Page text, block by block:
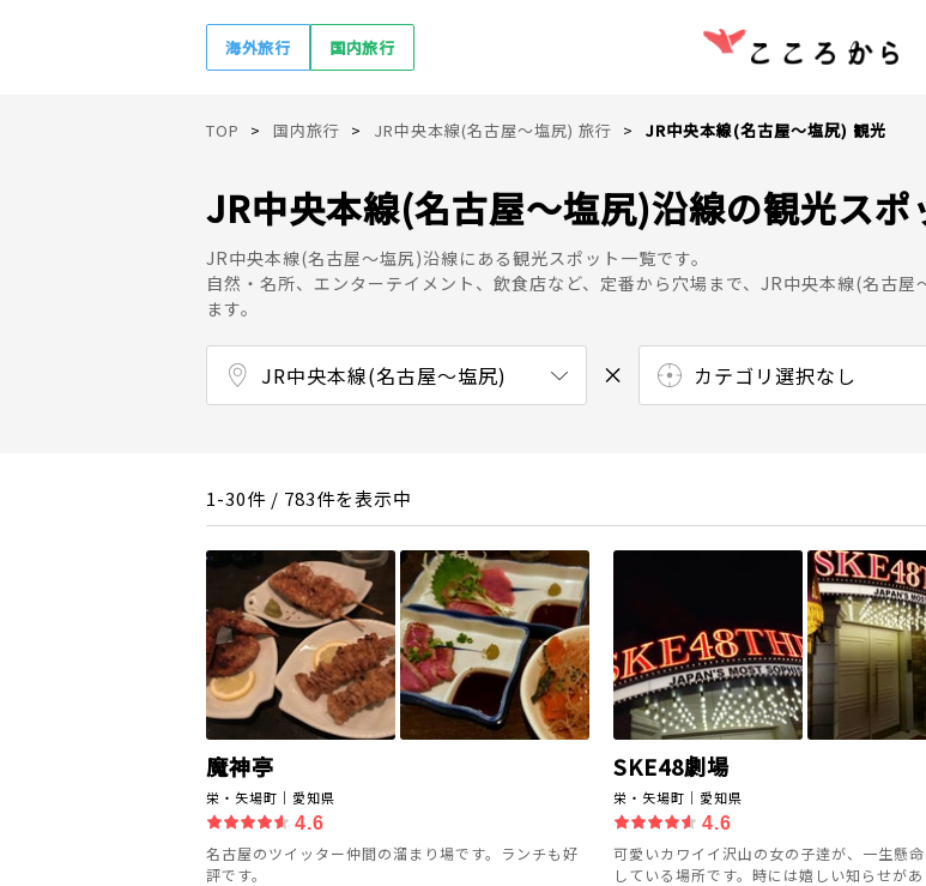
海外旅行 国内旅行
TOP 国内旅行 JR中央本線(名古屋～塩尻) 旅行 JR中央本線(名古屋～塩尻) 観光
JR中央本線(名古屋～塩尻)沿線の観光スポ
JR中央本線(名古屋～塩尻)沿線にある観光スポット一覧です。
自然・名所、エンターテイメント、飲食店など、定番から穴場まで、JR中央本線(名古
ます。
JR中央本線(名古屋～塩尻)
カテゴリ選択なし
1-30件 / 783件を表示中
魔神亭
栄・矢場町｜愛知県
4.6
名古屋のツイッター仲間の溜まり場です。ランチも好
評です。
SKE48劇場
栄・矢場町｜愛知県
4.6
可愛いカワイイ沢山の女の子逹が、一生懸
している場所です。時には嬉しい知らせが